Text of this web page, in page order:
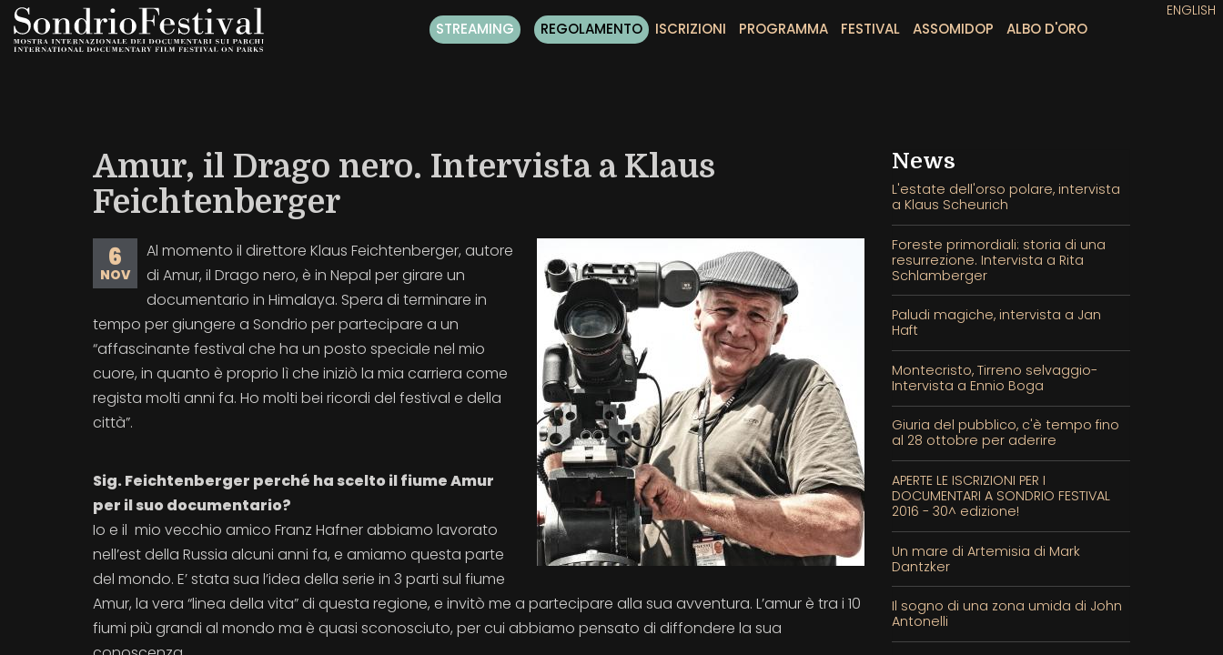
Salta
STREAMING REGOLAMENTO ISCRIZIONI PROGRAMMA FESTIVAL ASSOMIDOP ALBO D'ORO
ENGLISH
Amur, il Drago nero. Intervista a Klaus
Feichtenberger
6
NOV
Al momento il direttore Klaus Feichtenberger, autore
di Amur, il Drago nero, è in Nepal per girare un
documentario in Himalaya. Spera di terminare in
tempo per giungere a Sondrio per partecipare a un
“affascinante festival che ha un posto speciale nel mio
cuore, in quanto è proprio lì che iniziò la mia carriera come
regista molti anni fa. Ho molti bei ricordi del festival e della
città”.
Sig. Feichtenberger perché ha scelto il fiume Amur
per il suo documentario?
Io e il mio vecchio amico Franz Hafner abbiamo lavorato
nell’est della Russia alcuni anni fa, e amiamo questa parte
del mondo. E’ stata sua l’idea della serie in 3 parti sul fiume
Amur, la vera “linea della vita” di questa regione, e invitò me a partecipare alla sua avventura. L’amur è tra i 10
fiumi più grandi al mondo ma è quasi sconosciuto, per cui abbiamo pensato di diffondere la sua
News
L'estate dell'orso polare, intervista
a Klaus Scheurich
Foreste primordiali: storia di una
resurrezione. Intervista a Rita
Schlamberger
Paludi magiche, intervista a Jan
Haft
Montecristo, Tirreno selvaggio-
Intervista a Ennio Boga
Giuria del pubblico, c'è tempo fino
al 28 ottobre per aderire
APERTE LE ISCRIZIONI PER I
DOCUMENTARI A SONDRIO FESTIVAL
2016 - 30^ edizione!
Un mare di Artemisia di Mark
Dantzker
Il sogno di una zona umida di John
Antonelli